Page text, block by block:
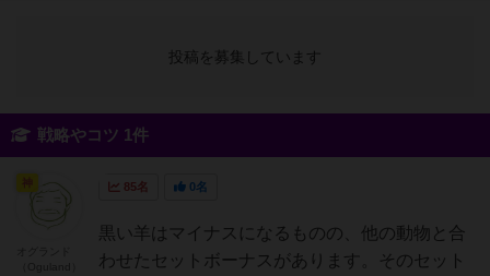
投稿を募集しています
戦略やコツ 1件
85名 0名
黒い羊はマイナスになるものの、他の動物と合
わせたセットボーナスがあります。そのセット